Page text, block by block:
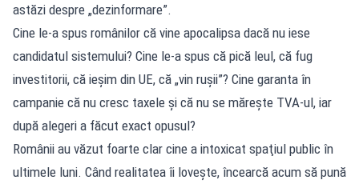
astăzi despre „dezinformare”.
Cine le-a spus românilor că vine apocalipsa dacă nu iese
candidatul sistemului? Cine le-a spus că pică leul, că fug
investitorii, că ieşim din UE, că „vin ruşii”? Cine garanta în
campanie că nu cresc taxele şi că nu se măreşte TVA-ul, iar
după alegeri a făcut exact opusul?
Românii au văzut foarte clar cine a intoxicat spaţiul public în
ultimele luni. Când realitatea îi loveşte, încearcă acum să pună